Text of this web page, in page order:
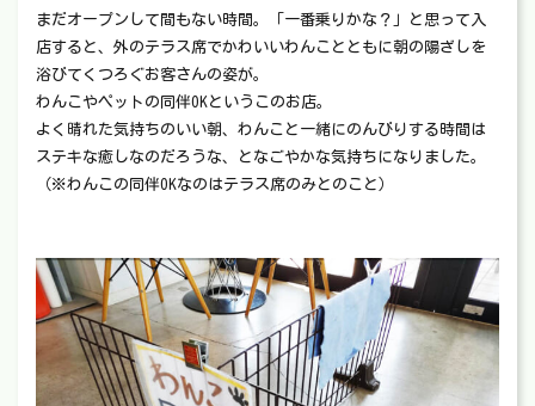
まだオープンして間もない時間。「一番乗りかな？」と思って入
店すると、外のテラス席でかわいいわんことともに朝の陽ざしを
浴びてくつろぐお客さんの姿が。
わんこやペットの同伴OKというこのお店。
よく晴れた気持ちのいい朝、わんこと一緒にのんびりする時間は
ステキな癒しなのだろうな、となごやかな気持ちになりました。
（※わんこの同伴OKなのはテラス席のみとのこと）